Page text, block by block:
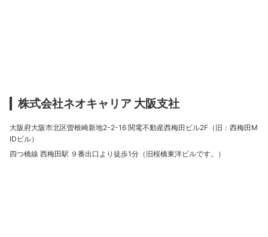
株式会社ネオキャリア 大阪支社
大阪府大阪市北区曽根崎新地2-2-16 関電不動産西梅田ビル2F（旧：西梅田M
IDビル）
四つ橋線 西梅田駅 ９番出口より徒歩1分（旧桜橋東洋ビルです。）